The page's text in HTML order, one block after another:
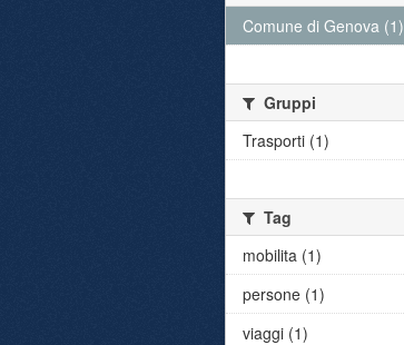
Comune di Genova (1)
Gruppi
Trasporti (1)
Tag
mobilita (1)
persone (1)
viaggi (1)